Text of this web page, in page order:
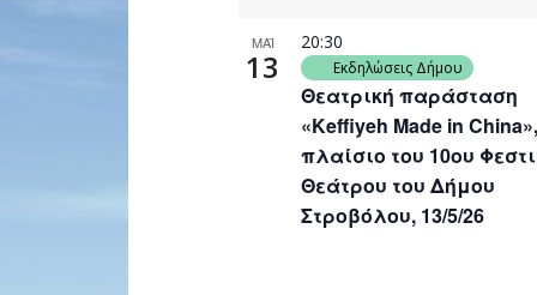
View
ΜΑΪ
13
Θεατρική παράσταση
«Keffiyeh Made in
πλαίσιο του 10ου
Θεάτρου του Δήμου
Στροβόλου, 13/5/26
20:30
Εκδηλώσεις Δήμου